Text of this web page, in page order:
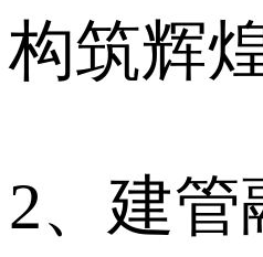
构筑辉
2、建管